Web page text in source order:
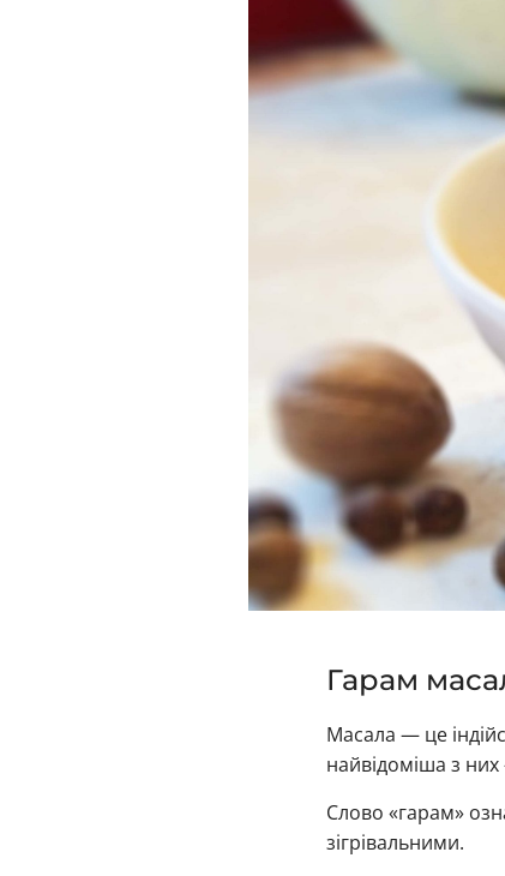
Гарам
Масала — це
найвідоміша з
Слово «гарам»
зігрівальними.